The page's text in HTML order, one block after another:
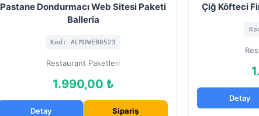
Pastane Dondurmacı Web Sitesi Paketi
Balleria
Kod: ALMDWEB0523
Restaurant Paketleri
1.990,00 ₺
Detay Sipariş
Çiğ Köfteci
Detay